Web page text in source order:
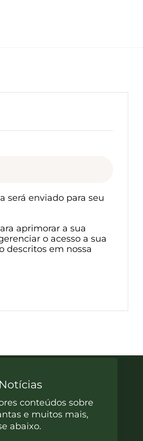
será enviado para seu
aprimorar a sua
o acesso a sua
descritos em nossa
conteúdos sobre
e muitos mais,
abaixo.